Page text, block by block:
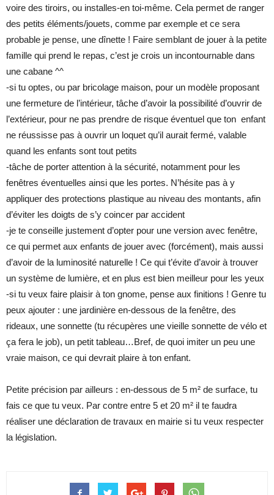
voire des tiroirs, ou installes-en toi-même. Cela permet de ranger
des petits éléments/jouets, comme par exemple et ce sera
probable je pense, une dînette ! Faire semblant de jouer à la petite
famille qui prend le repas, c’est je crois un incontournable dans
une cabane ^^
-si tu optes, ou par bricolage maison, pour un modèle proposant
une fermeture de l’intérieur, tâche d’avoir la possibilité d’ouvrir de
l’extérieur, pour ne pas prendre de risque éventuel que ton enfant
ne réussisse pas à ouvrir un loquet qu’il aurait fermé, valable
quand les enfants sont tout petits
-tâche de porter attention à la sécurité, notamment pour les
fenêtres éventuelles ainsi que les portes. N’hésite pas à y
appliquer des protections plastique au niveau des montants, afin
d’éviter les doigts de s’y coincer par accident
-je te conseille justement d’opter pour une version avec fenêtre,
ce qui permet aux enfants de jouer avec (forcément), mais aussi
d’avoir de la luminosité naturelle ! Ce qui t’évite d’avoir à trouver
un système de lumière, et en plus est bien meilleur pour les yeux
-si tu veux faire plaisir à ton gnome, pense aux finitions ! Genre tu
peux ajouter : une jardinière en-dessous de la fenêtre, des
rideaux, une sonnette (tu récupères une vieille sonnette de vélo et
ça fera le job), un petit tableau…Bref, de quoi imiter un peu une
vraie maison, ce qui devrait plaire à ton enfant.
Petite précision par ailleurs : en-dessous de 5 m² de surface, tu
fais ce que tu veux. Par contre entre 5 et 20 m² il te faudra
réaliser une déclaration de travaux en mairie si tu veux respecter
la législation.